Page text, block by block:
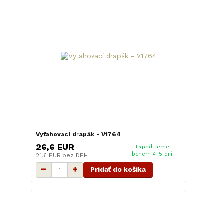
Vyťahovací drapák - V1764
26,6 EUR
21,6 EUR bez DPH
Expedujeme
behem 4-5 dní
Pridať do košíka